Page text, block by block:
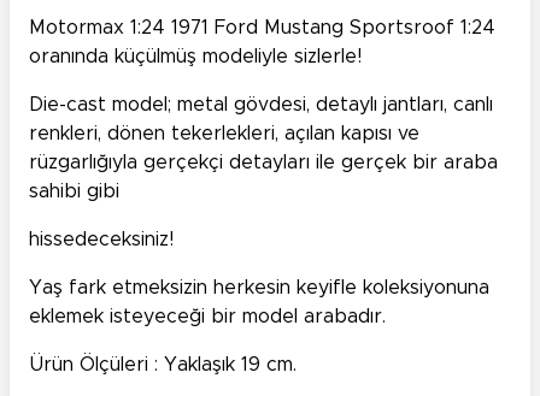
Motormax 1:24 1971 Ford Mustang Sportsroof 1:24
oranında küçülmüş modeliyle sizlerle!
Die-cast model; metal gövdesi, detaylı jantları, canlı
renkleri, dönen tekerlekleri, açılan kapısı ve
rüzgarlığıyla gerçekçi detayları ile gerçek bir araba
sahibi gibi
hissedeceksiniz!
Yaş fark etmeksizin herkesin keyifle koleksiyonuna
eklemek isteyeceği bir model arabadır.
Ürün Ölçüleri : Yaklaşık 19 cm.